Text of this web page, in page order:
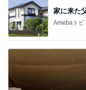
家に来た
Amebaトピ